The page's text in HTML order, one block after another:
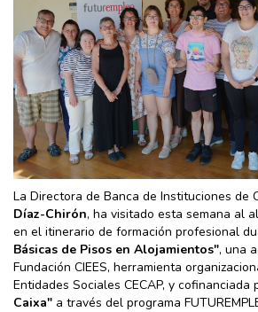
La Directora de Banca de Instituciones de
Díaz-Chirón, ha visitado esta semana al
en el itinerario de formación profesional
Básicas de Pisos en Alojamientos", una
Fundación CIEES, herramienta
Entidades Sociales CECAP, y cofinanciada
Caixa" a través del programa